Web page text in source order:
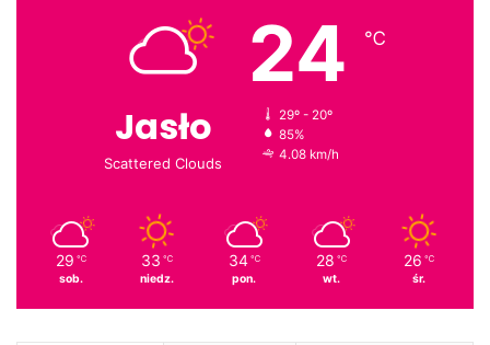
Jasło
Scattered Clouds
24 ℃
29º - 20º
85%
4.08 km/h
29 ℃
sob.
33 ℃
niedz.
34 ℃
pon.
28 ℃
wt.
26 ℃
śr.